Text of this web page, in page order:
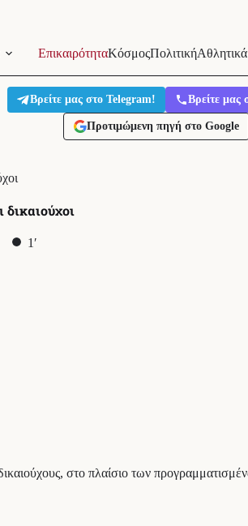
ΕπικαιρότηταΚόσμοςΠολιτικήΑθλητικά
Βρείτε μας στο Telegram! Βρείτε μας
Προτιμώμενη πηγή στο Google
1′
στο πλαίσιο των